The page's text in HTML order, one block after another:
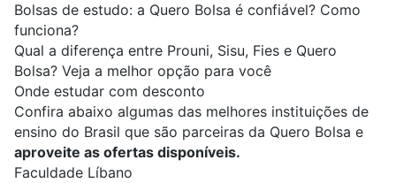
Bolsas de estudo: a Quero Bolsa é confiável? Como
funciona?
Qual a diferença entre Prouni, Sisu, Fies e Quero
Bolsa? Veja a melhor opção para você
Onde estudar com desconto
Confira abaixo algumas das melhores instituições de
ensino do Brasil que são parceiras da Quero Bolsa e
aproveite as ofertas disponíveis.
Faculdade Líbano